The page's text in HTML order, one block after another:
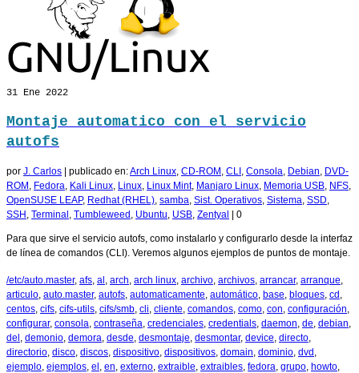
31 Ene 2022
Montaje automatico con el servicio
autofs
por J. Carlos | publicado en:Arch Linux CD-ROM CLI Consola Debian DVD-
ROM Fedora Kali Linux Linux Linux Mint, Manjaro Linux Memoria USB NFS
OpenSUSE LEAP, Redhat (RHEL) samba Sist. Operativos Sistema SSD
SSH Terminal Tumbleweed Ubuntu USB Zentyal | 0
Para que sirve el servicio autofs, como instalarlo y configurarlo desde la interfaz
de línea de comandos (CLI). Veremos algunos ejemplos de puntos de montaje.
/etc/auto.master, afs al arch arch linux archivo archivos arrancar, arranque
articulo auto.master, autofs automaticamente automático base bloques cd
centos cifs cifs-utils cifs/smb cli cliente comandos como con configuración
configurar, consola contraseña credenciales credentials daemon de debian
del demonio demora desde desmontaje desmontar, device directo
directorio disco discos dispositivo dispositivos domain dominio dvd
ejemplo ejemplos el en externo extraible extraibles fedora grupo howto